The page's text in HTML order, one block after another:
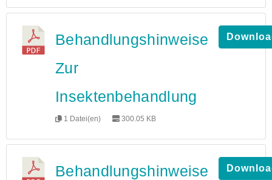
Behandlungshinweise
Zur
Insektenbehandlung
1 Datei(en) 300.05 KB
Behandlungshinweise